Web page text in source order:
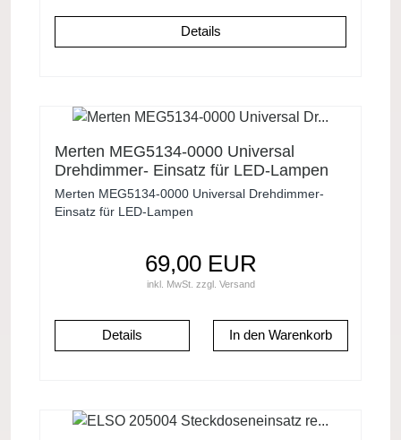
Details
Merten MEG5134-0000 Universal
Drehdimmer- Einsatz für LED-Lampen
4-400W
Merten MEG5134-0000 Universal Drehdimmer-
Einsatz für LED-Lampen
69,00 EUR
inkl. MwSt. zzgl. Versand
Details